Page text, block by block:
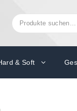
Suchen
nach:
& Soft